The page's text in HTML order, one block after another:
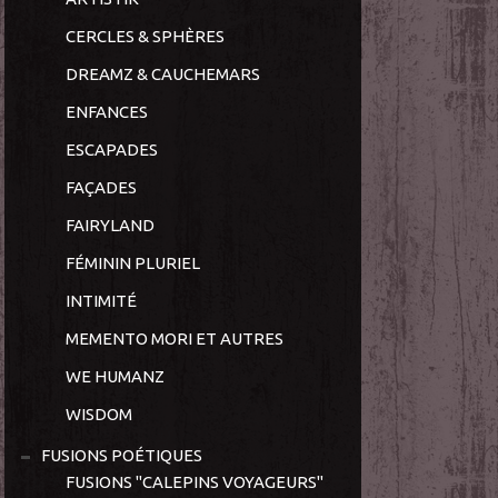
CERCLES & SPHÈRES
DREAMZ & CAUCHEMARS
ENFANCES
ESCAPADES
FAÇADES
FAIRYLAND
FÉMININ PLURIEL
INTIMITÉ
MEMENTO MORI ET AUTRES
WE HUMANZ
WISDOM
FUSIONS POÉTIQUES
FUSIONS "CALEPINS VOYAGEURS"